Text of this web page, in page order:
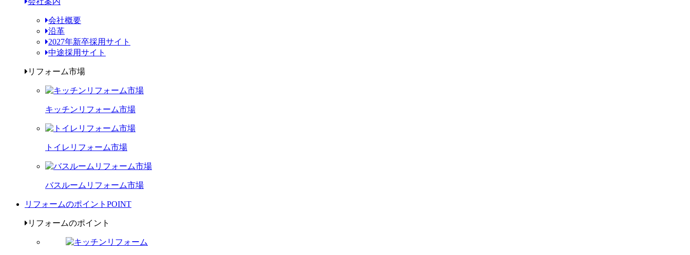
会社概要
沿革
2027年新卒採用サイト
中途採用サイト
リフォーム市場
キッチンリフォーム市場
トイレリフォーム市場
バスルームリフォーム市場
リフォームのポイント POINT
リフォームのポイント